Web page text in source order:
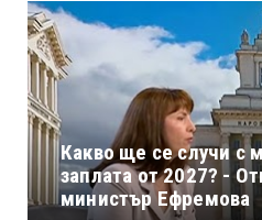
Какво ще се случи с
заплата от 2027? -
министър Ефремова